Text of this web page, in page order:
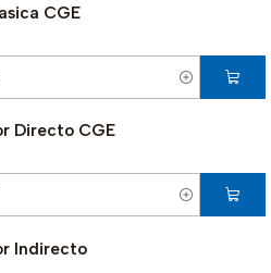
CGE
Directo CGE
Indirecto